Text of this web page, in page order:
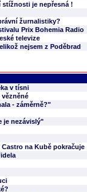
stížnosti je nepřesná !
žurnalistiky?
Prix Bohemia Radio
televize
nejsem z Poděbrad
v tísni
- záměrně?"
je nezávislý"
na Kubě pokračuje